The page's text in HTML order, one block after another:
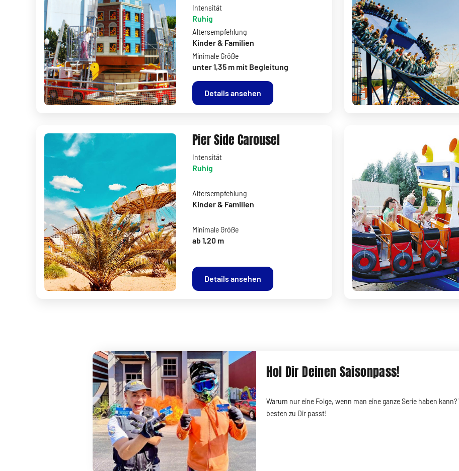
Intensität
Ruhig
Altersempfehlung
Kinder & Familien
Minimale Größe
unter 1,35 m mit Begleitung
Details ansehen
Pier Side Carousel
Intensität
Ruhig
Altersempfehlung
Kinder & Familien
Minimale Größe
ab 1,20 m
Details ansehen
Hol Dir Deinen Saisonpass!
Warum nur eine Folge, wenn man eine ganze Serie haben
besten zu Dir passt!